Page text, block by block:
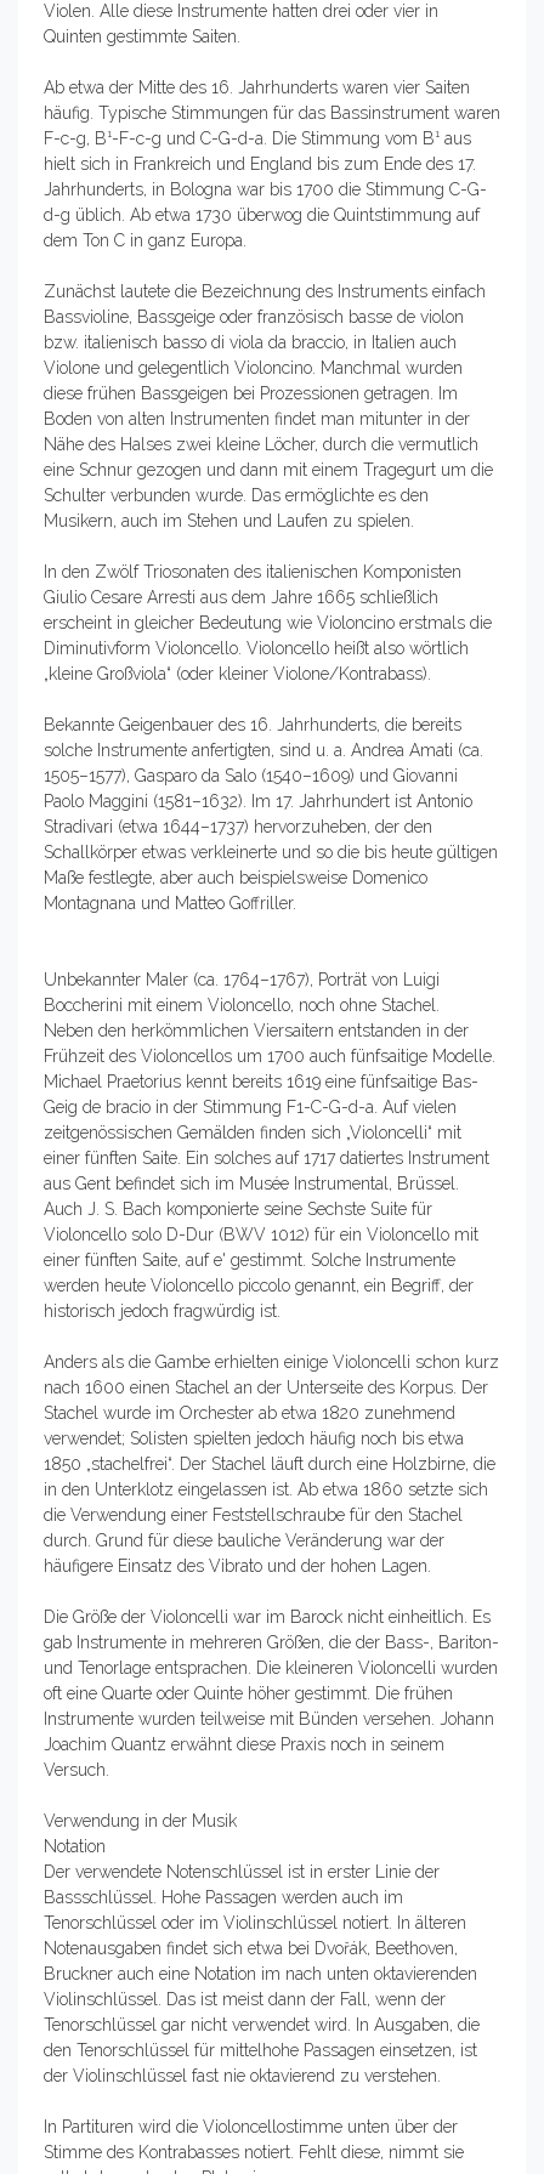
Violen. Alle diese Instrumente hatten drei oder vier in
Quinten gestimmte Saiten.
Ab etwa der Mitte des 16. Jahrhunderts waren vier Saiten
häufig. Typische Stimmungen für das Bassinstrument waren
F-c-g, B¹-F-c-g und C-G-d-a. Die Stimmung vom B¹ aus
hielt sich in Frankreich und England bis zum Ende des 17.
Jahrhunderts, in Bologna war bis 1700 die Stimmung C-G-
d-g üblich. Ab etwa 1730 überwog die Quintstimmung auf
dem Ton C in ganz Europa.
Zunächst lautete die Bezeichnung des Instruments einfach
Bassvioline, Bassgeige oder französisch basse de violon
bzw. italienisch basso di viola da braccio, in Italien auch
Violone und gelegentlich Violoncino. Manchmal wurden
diese frühen Bassgeigen bei Prozessionen getragen. Im
Boden von alten Instrumenten findet man mitunter in der
Nähe des Halses zwei kleine Löcher, durch die vermutlich
eine Schnur gezogen und dann mit einem Tragegurt um die
Schulter verbunden wurde. Das ermöglichte es den
Musikern, auch im Stehen und Laufen zu spielen.
In den Zwölf Triosonaten des italienischen Komponisten
Giulio Cesare Arresti aus dem Jahre 1665 schließlich
erscheint in gleicher Bedeutung wie Violoncino erstmals die
Diminutivform Violoncello. Violoncello heißt also wörtlich
„kleine Großviola“ (oder kleiner Violone/Kontrabass).
Bekannte Geigenbauer des 16. Jahrhunderts, die bereits
solche Instrumente anfertigten, sind u. a. Andrea Amati (ca.
1505–1577), Gasparo da Salo (1540–1609) und Giovanni
Paolo Maggini (1581–1632). Im 17. Jahrhundert ist Antonio
Stradivari (etwa 1644–1737) hervorzuheben, der den
Schallkörper etwas verkleinerte und so die bis heute gültigen
Maße festlegte, aber auch beispielsweise Domenico
Montagnana und Matteo Goffriller.
Unbekannter Maler (ca. 1764–1767), Porträt von Luigi
Boccherini mit einem Violoncello, noch ohne Stachel.
Neben den herkömmlichen Viersaitern entstanden in der
Frühzeit des Violoncellos um 1700 auch fünfsaitige Modelle.
Michael Praetorius kennt bereits 1619 eine fünfsaitige Bas-
Geig de bracio in der Stimmung F1-C-G-d-a. Auf vielen
zeitgenössischen Gemälden finden sich „Violoncelli“ mit
einer fünften Saite. Ein solches auf 1717 datiertes Instrument
aus Gent befindet sich im Musée Instrumental, Brüssel.
Auch J. S. Bach komponierte seine Sechste Suite für
Violoncello solo D-Dur (BWV 1012) für ein Violoncello mit
einer fünften Saite, auf e' gestimmt. Solche Instrumente
werden heute Violoncello piccolo genannt, ein Begriff, der
historisch jedoch fragwürdig ist.
Anders als die Gambe erhielten einige Violoncelli schon kurz
nach 1600 einen Stachel an der Unterseite des Korpus. Der
Stachel wurde im Orchester ab etwa 1820 zunehmend
verwendet; Solisten spielten jedoch häufig noch bis etwa
1850 „stachelfrei“. Der Stachel läuft durch eine Holzbirne, die
in den Unterklotz eingelassen ist. Ab etwa 1860 setzte sich
die Verwendung einer Feststellschraube für den Stachel
durch. Grund für diese bauliche Veränderung war der
häufigere Einsatz des Vibrato und der hohen Lagen.
Die Größe der Violoncelli war im Barock nicht einheitlich. Es
gab Instrumente in mehreren Größen, die der Bass-, Bariton-
und Tenorlage entsprachen. Die kleineren Violoncelli wurden
oft eine Quarte oder Quinte höher gestimmt. Die frühen
Instrumente wurden teilweise mit Bünden versehen. Johann
Joachim Quantz erwähnt diese Praxis noch in seinem
Versuch.
Verwendung in der Musik
Notation
Der verwendete Notenschlüssel ist in erster Linie der
Bassschlüssel. Hohe Passagen werden auch im
Tenorschlüssel oder im Violinschlüssel notiert. In älteren
Notenausgaben findet sich etwa bei Dvořák, Beethoven,
Bruckner auch eine Notation im nach unten oktavierenden
Violinschlüssel. Das ist meist dann der Fall, wenn der
Tenorschlüssel gar nicht verwendet wird. In Ausgaben, die
den Tenorschlüssel für mittelhohe Passagen einsetzen, ist
der Violinschlüssel fast nie oktavierend zu verstehen.
In Partituren wird die Violoncellostimme unten über der
Stimme des Kontrabasses notiert. Fehlt diese, nimmt sie